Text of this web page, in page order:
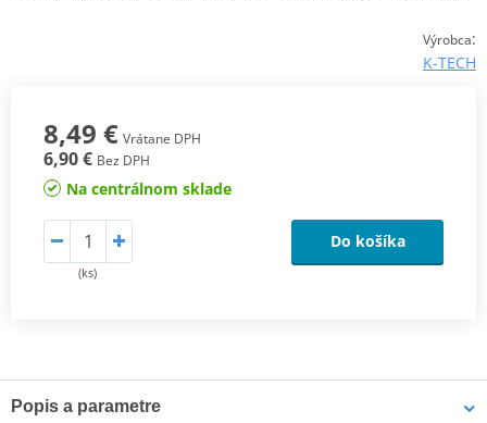
Výrobca:
K-TECH
8,49 € Vrátane DPH
6,90 € Bez DPH
Na centrálnom sklade
(ks)
Do košíka
Popis a parametre